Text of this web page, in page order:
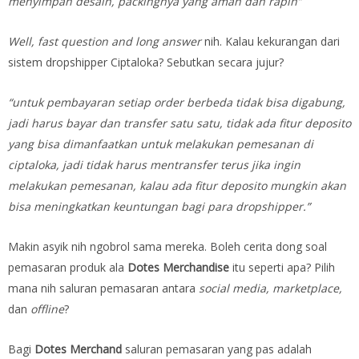
Well, fast question and long answernih. Kalau kekurangan dari
sistem dropshipper Ciptaloka? Sebutkan secara jujur?
“untuk pembayaran setiap order berbeda tidak bisa digabung,
jadi harus bayar dan transfer satu satu, tidak ada fitur deposito
yang bisa dimanfaatkan untuk melakukan pemesanan di
ciptaloka, jadi tidak harus mentransfer terus jika ingin
melakukan pemesanan, kalau ada fitur deposito mungkin akan
bisa meningkatkan keuntungan bagi para dropshipper.”
Makin asyik nih ngobrol sama mereka. Boleh cerita dong soal
pemasaran produk ala Dotes Merchandise itu seperti apa? Pilih
mana nih saluran pemasaran antara social media, marketplace,
dan offline?
Bagi Dotes Merchand saluran pemasaran yang pas adalah